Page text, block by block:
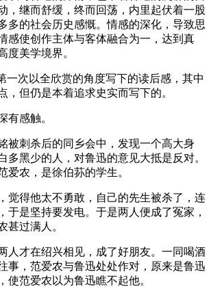
，继而舒缓，终而回荡，内里起伏着一股
多的社会历史感慨。情感的深化，导致思
感使创作主体与客体融合为一，达到真
度美学境界。
一次以全欣赏的角度写下的读后感，其中
，但仍是本着追求史实而写下的。
有感触。
被刺杀后的同乡会中，发现一个高大身
多黑少的人，对鲁迅的意见大抵是反对。
爱农，是徐伯荪的学生。
觉得他太不勇敢，自己的先生被杀了，连
于是坚持要发电。于是两人便成了冤家，
甚过满人。
人才在绍兴相见，成了好朋友。一同喝酒
事，范爱农与鲁迅处处作对，原来是鲁迅
使范爱农以为鲁迅瞧不起他。